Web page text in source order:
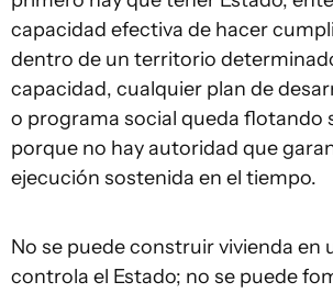
capacidad efectiva de hacer
dentro de un territorio
capacidad, cualquier plan de
o programa social queda flotando
porque no hay autoridad que
ejecución sostenida en el tiempo.
No se puede construir vivienda en
controla el Estado; no se puede